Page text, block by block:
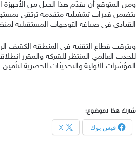
ومن المتوقع أن يقدّم هذا الجيل من الأجهزة
يتضمن قدرات تشغيلية متقدمة ترتقي
القيادي في صياغة التوجهات المستقبلية
ويترقب قطاع التقنية في المنطقة الكشف
المؤشرات الأولية والتحديثات الحصرية
شارك هذا الموضوع:
فيس بوك X